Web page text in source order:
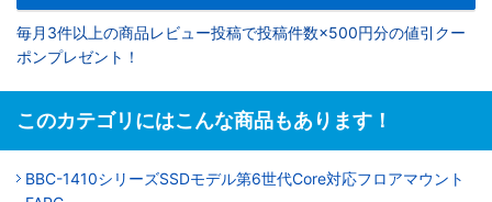
毎月3件以上の商品レビュー投稿で投稿件数×500円分の値引クー
ポンプレゼント！
このカテゴリにはこんな商品もあります！
BBC-1410シリーズSSDモデル第6世代Core対応フロアマウント